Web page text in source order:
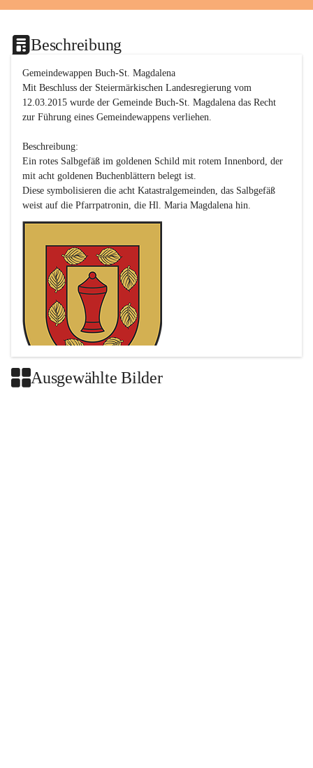
Beschreibung
Gemeindewappen Buch-St. Magdalena
Mit Beschluss der Steiermärkischen Landesregierung vom
12.03.2015 wurde der Gemeinde Buch-St. Magdalena das Recht
zur Führung eines Gemeindewappens verliehen.
Beschreibung:
Ein rotes Salbgefäß im goldenen Schild mit rotem Innenbord, der
mit acht goldenen Buchenblättern belegt ist.
Diese symbolisieren die acht Katastralgemeinden, das Salbgefäß
Ausgewählte Bilder